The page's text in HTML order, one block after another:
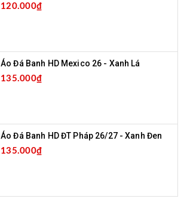
120.000₫
Áo Đá Banh HD Mexico 26 - Xanh Lá
135.000₫
Áo Đá Banh HD ĐT Pháp 26/27 - Xanh Đen
135.000₫